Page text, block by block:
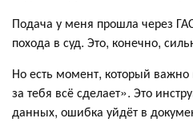
Подача у меня прошла через
похода в суд. Это, конечно,
Но есть момент, который
за тебя всё сделает». Это
данных, ошибка уйдёт в